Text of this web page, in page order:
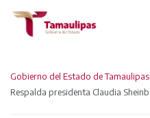
Gobierno del Estado de Tamaulipas